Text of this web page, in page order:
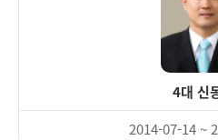
4대 신
2014-07-14 ~